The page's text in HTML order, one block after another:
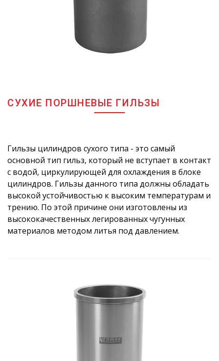
СУХИЕ ПОРШНЕВЫЕ ГИЛЬЗЫ
Гильзы цилиндров сухого типа - это самый
основной тип гильз, который не вступает в контакт
с водой, циркулирующей для охлаждения в блоке
цилиндров. Гильзы данного типа должны обладать
высокой устойчивостью к высоким температурам и
трению. По этой причине они изготовлены из
высококачественных легированных чугунных
материалов методом литья под давлением.